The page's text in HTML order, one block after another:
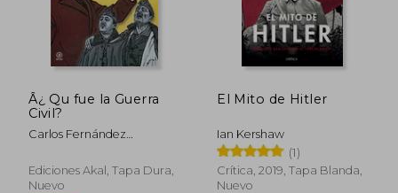
Â¿ Qu fue la Guerra
Civil?
Carlos Fernández
Ediciones Akal, Tapa Dura,
Nuevo
El Mito de Hitler
Ian Kershaw
(1)
Crítica, 2019, Tapa Blanda,
Nuevo